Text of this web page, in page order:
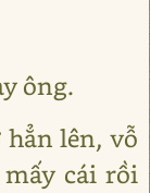
ông.
hẳn lên, vỗ
cái rồi